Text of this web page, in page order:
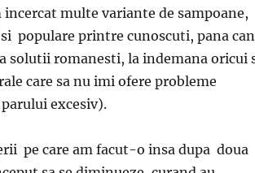
multe variante de sampoane,
populare printre cunoscuti, pana
solutii romanesti, la indemana oricui
care sa nu imi ofere probleme
excesiv).
pe care am facut-o insa dupa doua